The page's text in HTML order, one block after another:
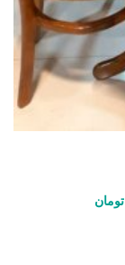
تومان